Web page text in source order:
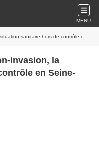
MENU
hors de contrôle en Seine-Saint-Denis
invasion, la
en Seine-